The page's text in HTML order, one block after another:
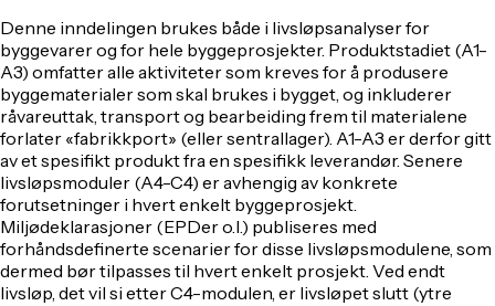
Denne inndelingen brukes både i livsløpsanalyser for
byggevarer og for hele byggeprosjekter. Produktstadiet (A1-
A3) omfatter alle aktiviteter som kreves for å produsere
byggematerialer som skal brukes i bygget, og inkluderer
råvareuttak, transport og bearbeiding frem til materialene
forlater «fabrikkport» (eller sentrallager). A1-A3 er derfor gitt
av et spesifikt produkt fra en spesifikk leverandør. Senere
livsløpsmoduler (A4-C4) er avhengig av konkrete
forutsetninger i hvert enkelt byggeprosjekt.
Miljødeklarasjoner (EPDer o.l.) publiseres med
forhåndsdefinerte scenarier for disse livsløpsmodulene, som
dermed bør tilpasses til hvert enkelt prosjekt. Ved endt
livsløp, det vil si etter C4-modulen, er livsløpet slutt (ytre